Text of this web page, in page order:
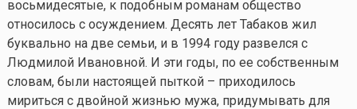
восьмидесятые, к подобным романам общество
относилось с осуждением. Десять лет Табаков жил
буквально на две семьи, и в 1994 году развелся с
Людмилой Ивановной. И эти годы, по ее собственным
словам, были настоящей пыткой – приходилось
мириться с двойной жизнью мужа, придумывать для